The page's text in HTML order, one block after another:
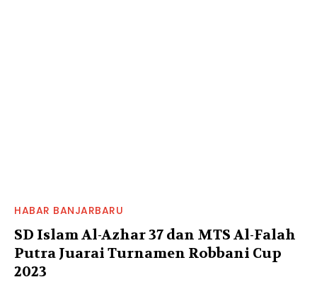
HABAR BANJARBARU
SD Islam Al-Azhar 37 dan MTS Al-Falah
Putra Juarai Turnamen Robbani Cup
2023